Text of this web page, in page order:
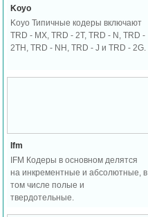
Koyo
Koyo Типичные кодеры включают
TRD - MX, TRD - 2T, TRD - N, TRD -
2TH, TRD - NH, TRD - J и TRD - 2G.
Ifm
IFM Кодеры в основном делятся
на инкрементные и абсолютные, в
том числе полые и
твердотельные.